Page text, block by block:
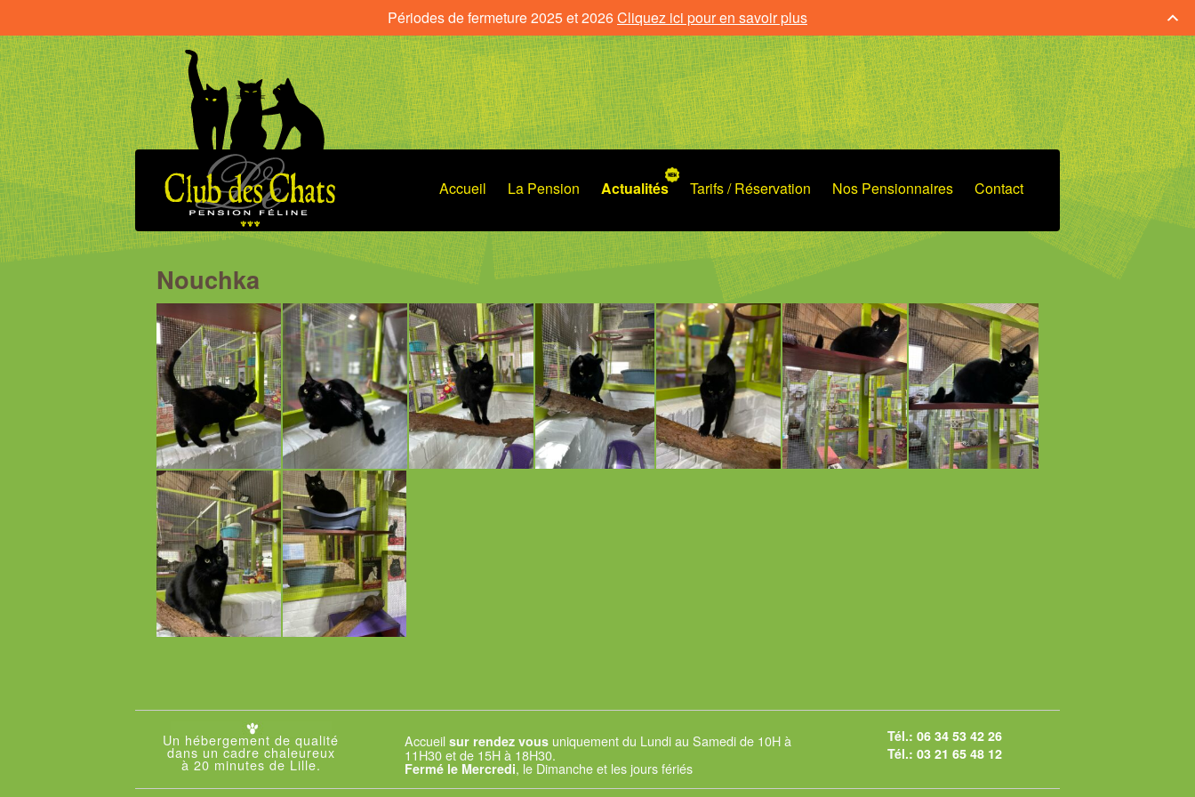
Accueil La Pension Actualités Tarifs / Réservation Nos Pensionnaires Contact
Nouchka
Un hébergement de qualité
dans un cadre chaleureux
à 20 minutes de Lille.
Accueilsur rendez vous uniquement du Lundi au Samedi de 10H à
11H30 et de 15H à 18H30.
Fermé le Mercredi, le Dimanche et les jours fériés
Tél.: 06 34 53 42 26
Tél.: 03 21 65 48 12
Périodes de fermeture 2025 et 2026Cliquez ici pour en savoir plus